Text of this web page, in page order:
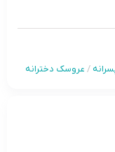
/ عروسک دخترانه